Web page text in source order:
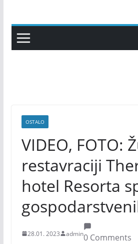
content
OSTALO
VIDEO, FOTO:
restavraciji
hotel Resorta
28.01. 2023 admin0 Comments